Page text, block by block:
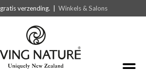
gratis verzending. |Winkels & Salons